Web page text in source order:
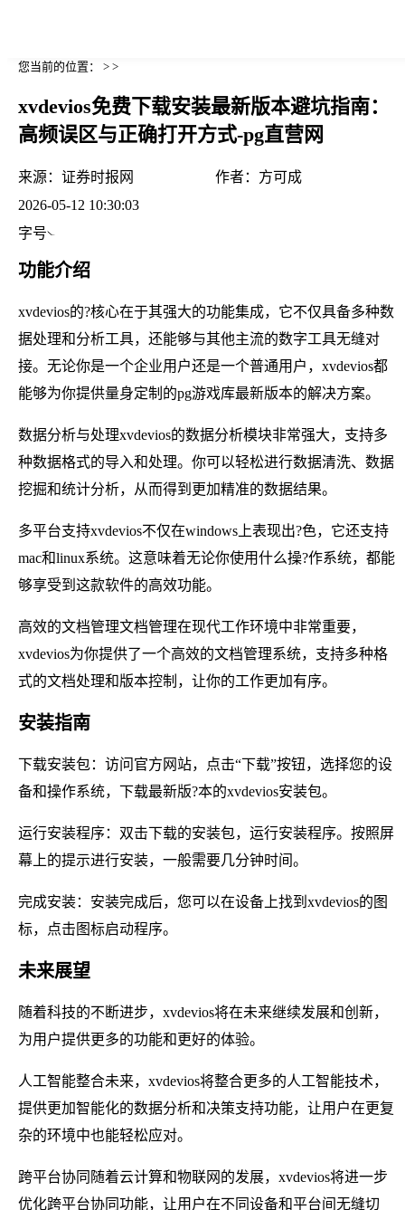
您当前的位置： > >
xvdevios免费下载安装最新版本避坑指南：
高频误区与正确打开方式-pg直营网
来源： 证券时报网 作者： 方可成
2026-05-12 10:30:03
字号
功能介绍
xvdevios的?核心在于其强大的功能集成，它不仅具备多种数
据处理和分析工具，还能够与其他主流的数字工具无缝对
接。无论你是一个企业用户还是一个普通用户，xvdevios都
能够为你提供量身定制的pg游戏库最新版本的解决方案。
数据分析与处理xvdevios的数据分析模块非常强大，支持多
种数据格式的导入和处理。你可以轻松进行数据清洗、数据
挖掘和统计分析，从而得到更加精准的数据结果。
多平台支持xvdevios不仅在windows上表现出?色，它还支持
mac和linux系统。这意味着无论你使用什么操?作系统，都能
够享受到这款软件的高效功能。
高效的文档管理文档管理在现代工作环境中非常重要，
xvdevios为你提供了一个高效的文档管理系统，支持多种格
式的文档处理和版本控制，让你的工作更加有序。
安装指南
下载安装包：访问官方网站，点击“下载”按钮，选择您的设
备和操作系统，下载最新版?本的xvdevios安装包。
运行安装程序：双击下载的安装包，运行安装程序。按照屏
幕上的提示进行安装，一般需要几分钟时间。
完成安装：安装完成后，您可以在设备上找到xvdevios的图
标，点击图标启动程序。
未来展望
随着科技的不断进步，xvdevios将在未来继续发展和创新，
为用户提供更多的功能和更好的体验。
人工智能整合未来，xvdevios将整合更多的人工智能技术，
提供更加智能化的数据分析和决策支持功能，让用户在更复
杂的环境中也能轻松应对。
跨平台协同随着云计算和物联网的发展，xvdevios将进一步
优化跨平台协同功能，让用户在不同设备和平台间无缝切